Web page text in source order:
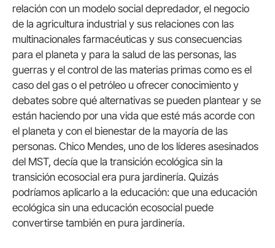
relación con un modelo social depredador, el negocio
de la agricultura industrial y sus relaciones con las
multinacionales farmacéuticas y sus consecuencias
para el planeta y para la salud de las personas, las
guerras y el control de las materias primas como es el
caso del gas o el petróleo u ofrecer conocimiento y
debates sobre qué alternativas se pueden plantear y se
están haciendo por una vida que esté más acorde con
el planeta y con el bienestar de la mayoría de las
personas. Chico Mendes, uno de los líderes asesinados
del MST, decía que la transición ecológica sin la
transición ecosocial era pura jardinería. Quizás
podríamos aplicarlo a la educación: que una educación
ecológica sin una educación ecosocial puede
convertirse también en pura jardinería.